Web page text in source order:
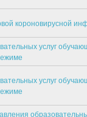
короновирусной
услуг
услуг